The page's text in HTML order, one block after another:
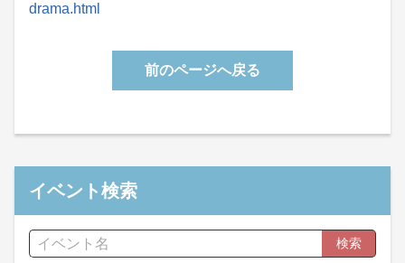
drama.html
前のページへ戻る
イベント検索
検索